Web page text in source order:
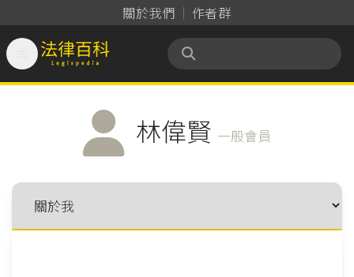
關於我們 作者群
法律百科 Legispedia
林偉賢 一般會員